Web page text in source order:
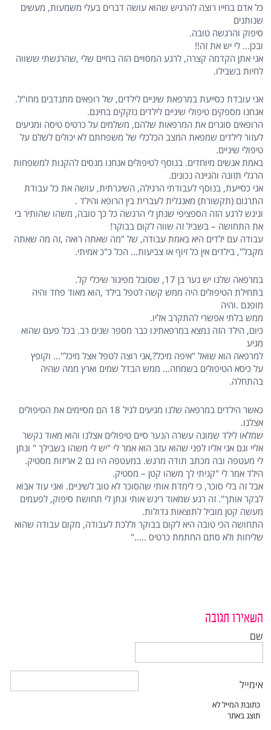
כל אדם בחייו רוצה להרגיש שהוא עושה דברים בעלי משמעות, מעשים
שנותנים
סיפוק והרגשה טובה.
ובכן… לי יש את זה!!
אני אתן הקדמה קצרה, לרגע המסויים הזה בחיים שלי ,שהרגשתי ששווה
לחיות בשבילו.
אני עובדת כסייעת במרפאת שיניים לילדים, של רופאים מתנדבים מחו"ל.
אנחנו מספקים טיפולי שיניים לילדים נזקקים בחינם.
הרופאים סוגרים את המרפאות שלהם, משלמים על כרטיס טיסה ומגיעים
לעזור לילדים שמפאת המצב הכלכלי של משפחתם לא יכולים לשלם על
טיפולי שיניים.
באמת אנשים מיוחדים. בנוסף לטיפולים אנחנו מנסים להקנות למשפחות
הרגלי תזונה והגיינה נכונים.
אני כסייעת, בנוסף לעבודתי הרגילה, השיגרתית, עושה את כל עבודת
התרגום (תקשורת) מאנגלית לעברית בין הרופא והילד .
וניגש לרגע הזה הספציפי שנתן לי הרגשה כל כך טובה, משהו שהותיר בי
את התחושה – בשביל זה שווה לקום בבוקר!
עבודה עם ילדים היא באמת עבודה, של "מה שאתה רואה ,זה מה שאתה
מקבל", בילדים אין כל זיוף או צביעות… הכל כ"כ אמיתי.
במרפאה שלנו יש נער בן 17, שסובל מפיגור שיכלי קל.
בתחילת הטיפולים היה ממש קשה לטפל בילד ,הוא מאוד פחד והיה
מופנם .והיה
ממש בלתי אפשרי להתקרב אליו.
כיום, הילד הזה נמצא במרפאתינו כבר מספר שנים רב. בכל פעם שהוא
מגיע
למרפאה הוא שואל "איפה מיכל?,אני רוצה לטפל אצל מיכל"… וקופץ
על כיסא הטיפולים בשמחה… ממש הבדל שמים וארץ ממה שהיה
בהתחלה.
כאשר הילדים במרפאה שלנו מגיעים לגיל 18 הם מסיימים את הטיפולים
אצלנו.
שמלאו לילד שמונה עשרה הנער סיים טיפולים אצלנו והוא מאוד נקשר
אליי וגם אני אליו לפני שהוא עזב הוא אמר לי "יש לי משהו בשבילך " ונתן
לי מעטפה ובה מכתב תודה מרגש. במעטפה היו גם 2 אריזות מסטיק.
הילד אמר לי "קניתי לך משהו קטן – מסטיק.
אבל זה בלי סוכר, כי לימדת אותי שהסוכר לא טוב לשיניים. ואני עוד אבוא
לבקר אותך". זה רגע שמאוד ריגש אותי ונתן לי תחושת סיפוק, לפעמים
מעשה קטן מוביל לתוצאות גדולות.
התחושה הכי טובה היא לקום בבוקר וללכת לעבודה, מקום עבודה שהוא
שליחות ולא סתם החתמת כרטיס ….."
השאירו תגובה
שם
אימייל